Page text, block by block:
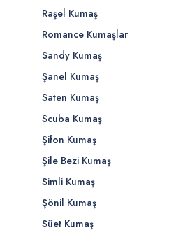
Raşel Kumaş
Romance Kumaşlar
Sandy Kumaş
Şanel Kumaş
Saten Kumaş
Scuba Kumaş
Şifon Kumaş
Şile Bezi Kumaş
Simli Kumaş
Şönil Kumaş
Süet Kumaş